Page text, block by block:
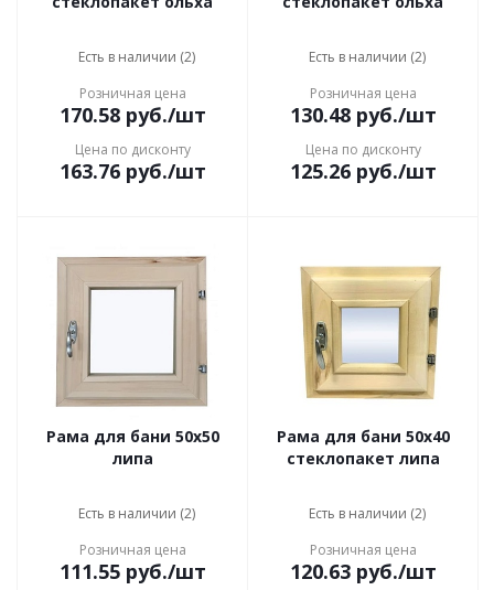
Есть в наличии (2)
Розничная цена
170.58руб./шт
Цена по дисконту
163.76руб./шт
Есть в наличии (2)
Розничная цена
130.48руб./шт
Цена по дисконту
125.26руб./шт
Рама для бани 50x50
липа
Есть в наличии (2)
Розничная цена
111.55руб./шт
Рама для бани 50x40
стеклопакет липа
Есть в наличии (2)
Розничная цена
120.63руб./шт